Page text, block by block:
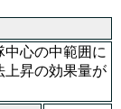
心の中範囲に
上昇の効果量が